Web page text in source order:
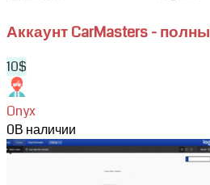
Аккаунт CarMasters -
10$
Onyx
0В наличии
View